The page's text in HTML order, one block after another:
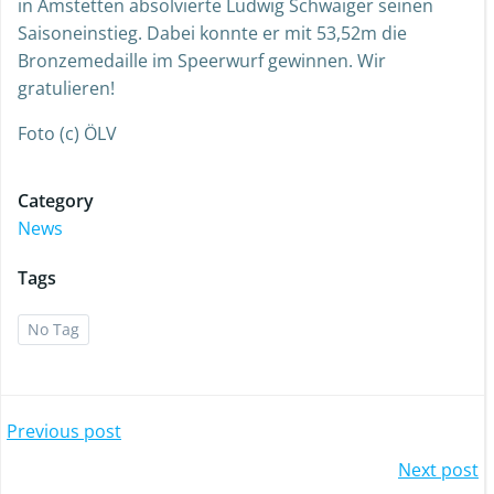
in Amstetten absolvierte Ludwig Schwaiger seinen
Saisoneinstieg. Dabei konnte er mit 53,52m die
Bronzemedaille im Speerwurf gewinnen. Wir
gratulieren!
Foto (c) ÖLV
Category
News
Tags
No Tag
Post
Previous post
Next post